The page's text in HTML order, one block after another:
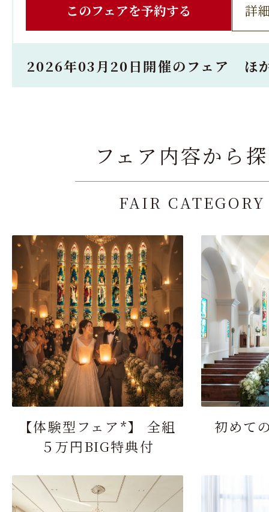
このフェアを予約する 詳
2026年03月20日開催のフェア ほ
フェア内容から
FAIR CATEGORY
【体験型フェア*】 全組
５万円BIG特典付
初めて